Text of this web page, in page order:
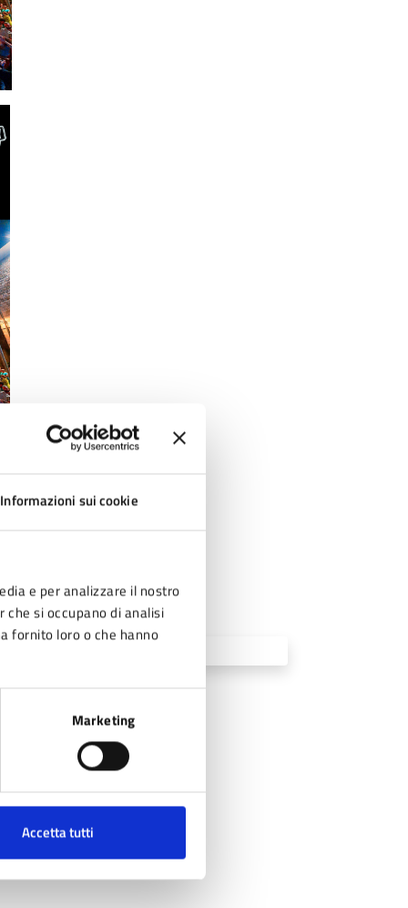
Informazioni sui cookie
e per analizzare il nostro
si occupano di analisi
fornito loro o che hanno
Marketing
Accetta tutti